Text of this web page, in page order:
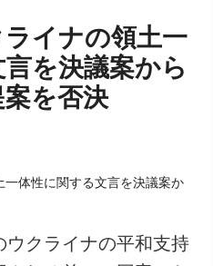
イナの領土一
を決議案から
を否決
ウクライナの平和支持